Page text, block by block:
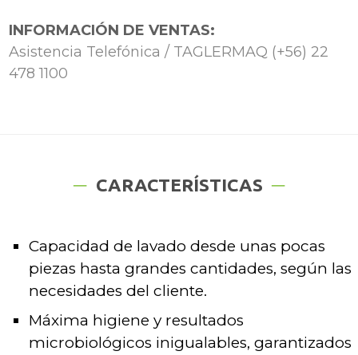
INFORMACIÓN DE VENTAS:
Asistencia Telefónica / TAGLERMAQ (+56) 22
478 1100
CARACTERÍSTICAS
Capacidad de lavado desde unas pocas
piezas hasta grandes cantidades, según las
necesidades del cliente.
Máxima higiene y resultados
microbiológicos inigualables, garantizados